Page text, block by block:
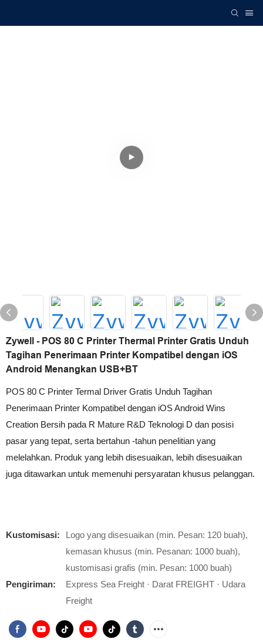
Zywell - POS 80 C Printer Thermal Printer Gratis Unduh
Tagihan Penerimaan Printer Kompatibel dengan iOS
Android Menangkan USB+BT
POS 80 C Printer Termal Driver Gratis Unduh Tagihan
Penerimaan Printer Kompatibel dengan iOS Android Wins
Creation Bersih pada R Mature R&D Teknologi D dan posisi
pasar yang tepat, serta bertahun -tahun penelitian yang
melelahkan. Produk yang lebih disesuaikan, lebih disesuaikan
juga ditawarkan untuk memenuhi persyaratan khusus pelanggan.
Kustomisasi:
Logo yang disesuaikan (min. Pesan: 120 buah),
kemasan khusus (min. Pesanan: 1000 buah),
kustomisasi grafis (min. Pesan: 1000 buah)
Pengiriman:
Express Sea Freight · Darat FREIGHT · Udara
Freight